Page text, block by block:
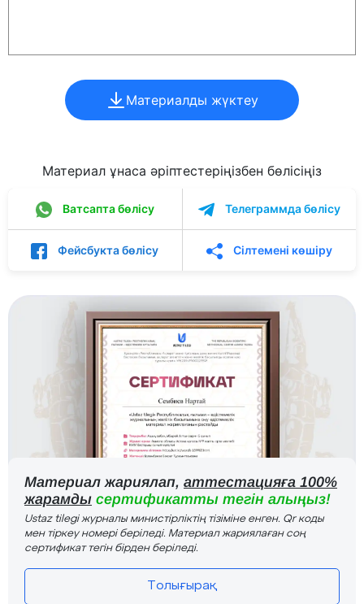
Материалды жүктеу
Материал ұнаса әріптестеріңізбен бөлісіңіз
Ватсапта бөлісу Телеграммда бөлісу
Фейсбукта бөлісу Сілтемені көшіру
Материал жариялап, аттестацияға 100%
жарамды сертификатты тегін алыңыз!
Ustaz tilegi журналы министірліктің тізіміне енген. Qr коды
мен тіркеу номері беріледі. Материал жариялаған соң
сертификат тегін бірден беріледі.
Толығырақ